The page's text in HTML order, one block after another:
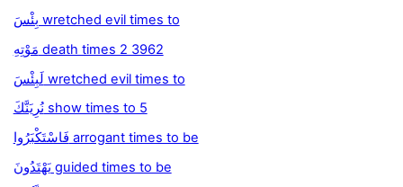
بِئْسَ wretched evil times to
مَوْتِهِ death times 2 3962
لَبِئْسَ wretched evil times to
نُرِيَنَّكَ show times to 5
فَاسْتَكْبَرُوا arrogant times to be
يَهْتَدُونَ guided times to be